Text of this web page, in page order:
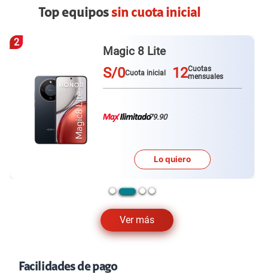
Top equipossin cuota inicial
Ver más
3
Galaxy A57
S/0Cuota inicial 12Cuotas
mensuales
79.90
Lo quiero
Facilidades de pago